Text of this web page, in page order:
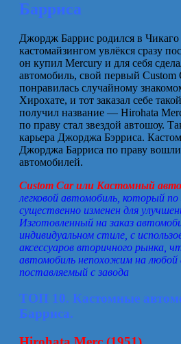
Барриса
Джордж Баррис родился в Чикаго
кастомайзингом увлёкся сразу
он купил Mercury и для себя
автомобиль, свой первый
понравилась случайному
Хирохате, и тот заказал себе
получил название — Hirohata
по праву стал звездой автошоу.
карьера Джорджа Бэрриса.
Джорджа Барриса по праву
автомобилей.
Custom Car или Кастомный
легковой автомобиль, который по
существенно изменен для
Изготовленный на заказ
индивидуальном стиле, с
аксессуаров вторичного рынка,
автомобиль непохожим на любой
поставляемый с завода
ТОП 10. Кастомные
Барриса.